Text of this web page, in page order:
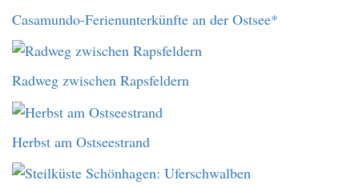
Casamundo-Ferienunterkünfte an der Ostsee*
Radweg zwischen Rapsfeldern
Herbst am Ostseestrand